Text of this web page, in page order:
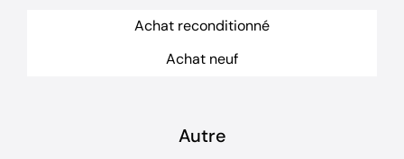
Achat reconditionné
Achat neuf
Autre